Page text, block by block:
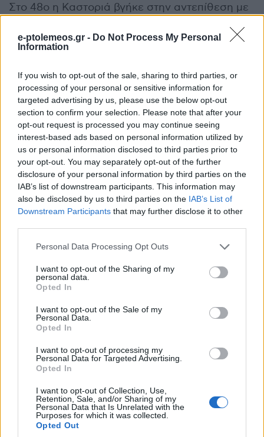
e-ptolemeos.gr - Do Not Process My Personal
Information
If you wish to opt-out of the sale, sharing to third parties, or
processing of your personal or sensitive information for
targeted advertising by us, please use the below opt-out
section to confirm your selection. Please note that after your
opt-out request is processed you may continue seeing
interest-based ads based on personal information utilized by
us or personal information disclosed to third parties prior to
your opt-out. You may separately opt-out of the further
disclosure of your personal information by third parties on the
IAB’s list of downstream participants. This information may
also be disclosed by us to third parties on the IAB’s List of
Downstream Participants that may further disclose it to other
Please note that this website/app uses one or more Google
not limited to your visit or usage behaviour. You may click to
grant or deny consent to Google and its third-party tags to
use your data for below specified purposes in below Google
consent section.
Personal Data Processing Opt Outs
I want to opt-out of the Sharing of my
personal data.
Opted In
I want to opt-out of the Sale of my
Personal Data.
Opted In
I want to opt-out of processing my
Personal Data for Targeted Advertising.
Opted In
I want to opt-out of Collection, Use,
Retention, Sale, and/or Sharing of my
Personal Data that Is Unrelated with the
Purposes for which it was collected.
Opted Out
Στο 48ο η Καστοριά βγήκε στην αντεπίθεση με
ισοφάρισε σε 1-1 παγώνοντας το γήπεδο.
Παπανικόπουλου σουτ Τσαγκαλίδη από πολύ
κοντά ψηλά άουτ.
Στο 57ο ο Νίκολι ελίχθηκε στη περιοχή όπου τον
ανέτρεψε ο Γκέγκας. Το πέναλτι εκτέλεσε ο
Τσαγκαλίδης και έκανε το 2-1.
Παπαϊωάννου όπως και αυτό στις
καθυατερήσεις. Διαιτητής: Κατρέτσος (Σ.Δ.
Μακεδονίας)
Βοηθοί: Κωνσταντινίδης – Γιατσίδης (Σ.Δ.